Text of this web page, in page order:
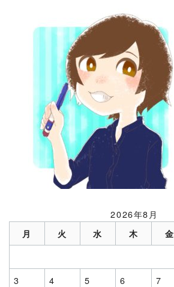
2026年8月
月 火 水 木 金
3
4 5 6 7